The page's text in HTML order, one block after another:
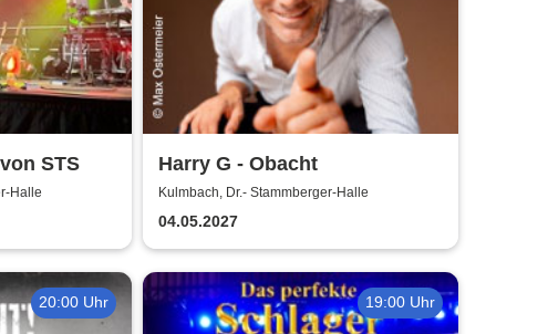
STS
Halle
Harry G - Obacht
Kulmbach, Dr.- Stammberger-Halle
04.05.2027
20:00 Uhr 19:00 Uhr